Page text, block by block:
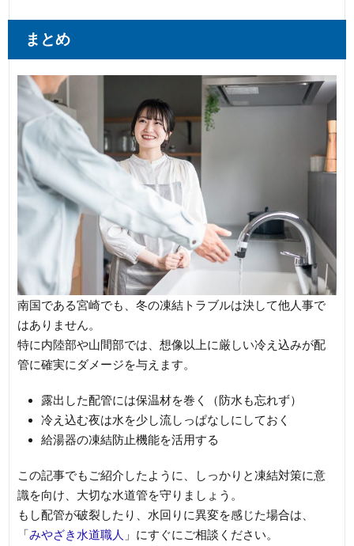
まとめ
南国である宮崎でも、冬の凍結トラブルは決して他人事で
はありません。
特に内陸部や山間部では、想像以上に厳しい冷え込みが配
管に確実にダメージを与えます。
露出した配管には保温材を巻く（防水も忘れず）
冷え込む夜は水を少し流しっぱなしにしておく
給湯器の凍結防止機能を活用する
この記事でもご紹介したように、しっかりと凍結対策に意
識を向け、大切な水道管を守りましょう。
もし配管が破裂したり、水回りに異変を感じた場合は、
「みやざき水道職人 」にすぐにご相談ください。